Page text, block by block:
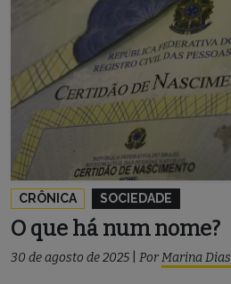
CRÔNICA SOCIEDADE
O que há num nome?
30 de agosto de 2025 PorMarina Dias